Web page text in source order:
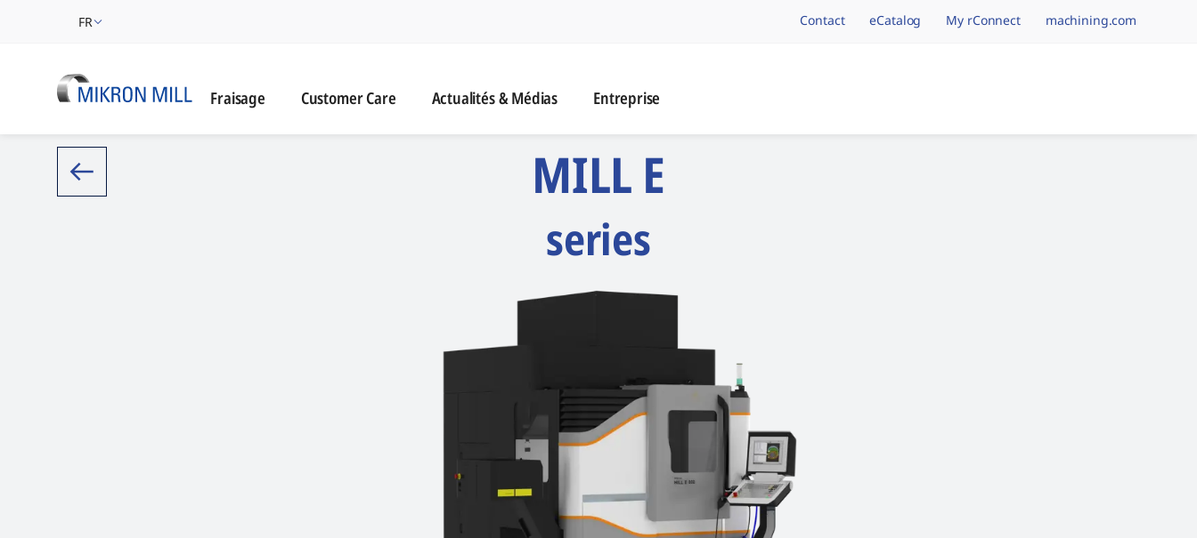
FR navigation.brand
Contact eCatalog My rConnect machining.com
Fraisage Customer Care Actualités & Médias Entreprise
MILL E
series